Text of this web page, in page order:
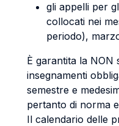
gli appelli per
collocati nei
periodo),
È garantita la NON
insegnamenti
semestre e
pertanto di norma
Il calendario delle